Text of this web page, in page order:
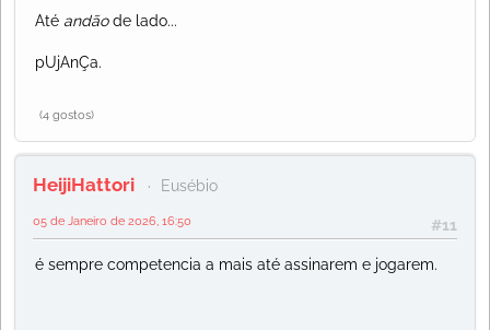
Até andãode lado...
pUjAnÇa.
(4 gostos)
HeijiHattori Eusébio
#11
05 de Janeiro de 2026, 16:50
é sempre competencia a mais até assinarem e jogarem.